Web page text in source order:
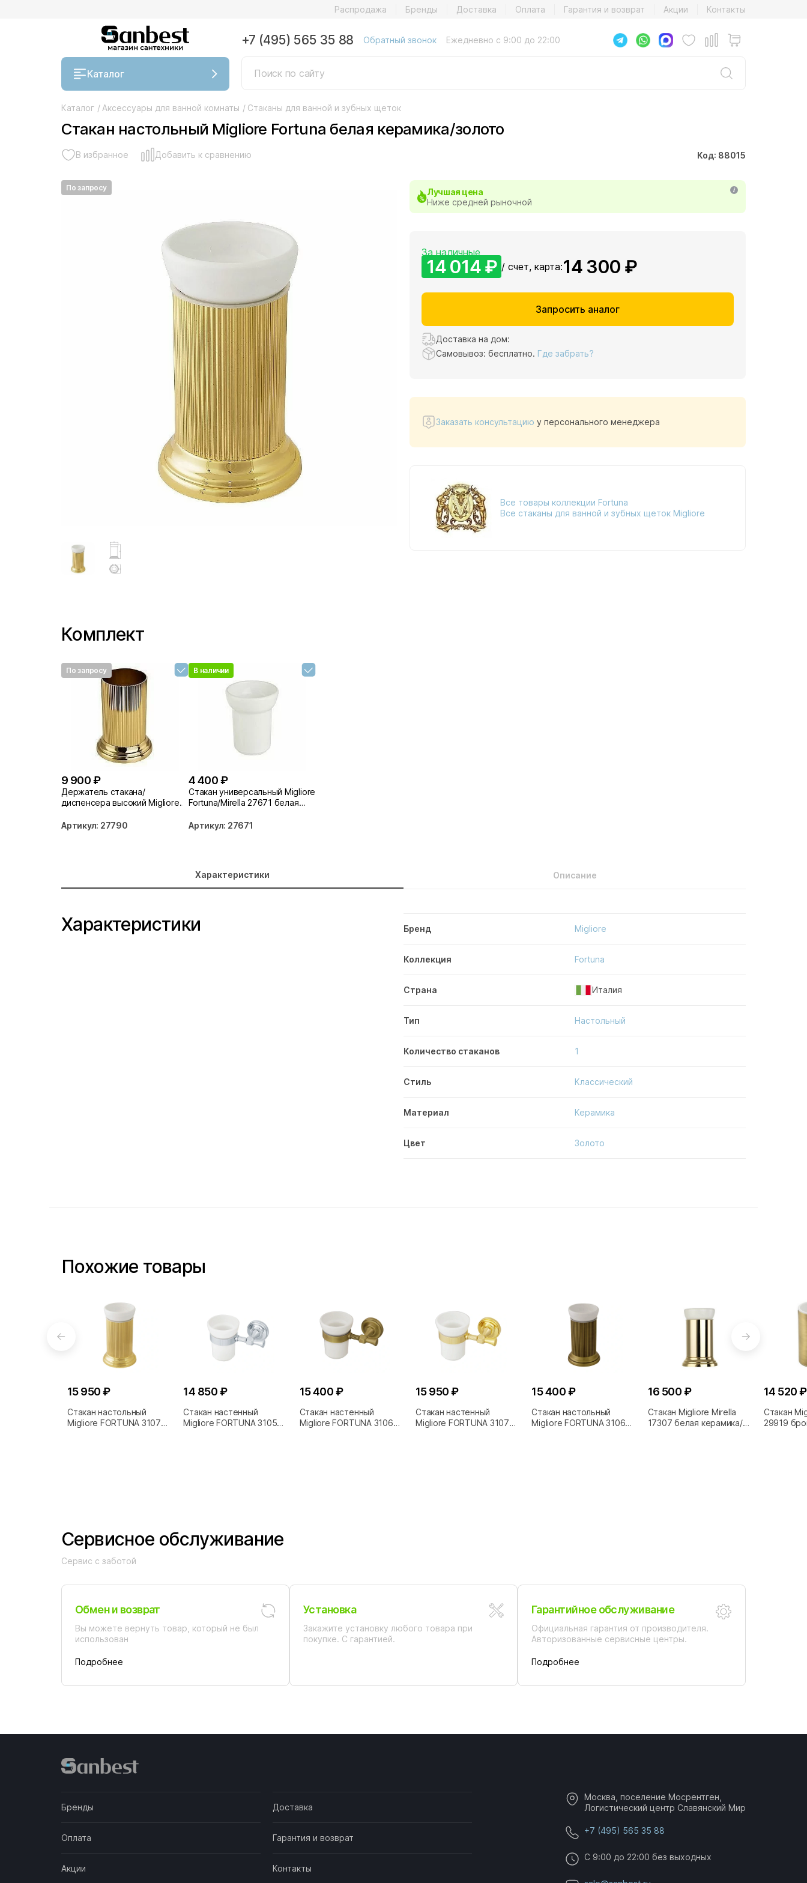
Распродажа Бренды Доставка Оплата Гарантия и возврат Акции Контакты
Каталог
+7 (495) 565 35 88 Обратный звонок Ежедневно с 9:00 до 22:00
Каталог / Аксессуары для ванной комнаты / Стаканы для ванной и зубных щеток
Стакан настольный Migliore Fortuna белая керамика/золото
В избранное Добавить к сравнению Код: 88015
По запросу
Лучшая цена
Ниже средней рыночной
За наличные
14 014 ₽ / счет, карта:14 300 ₽
Запросить аналог
Доставка на дом:
Самовывоз: бесплатно. Где забрать?
Заказать консультацию у персонального менеджера
Все товары коллекции Fortuna
Все стаканы для ванной и зубных щеток Migliore
Комплект
По запросу
9 900 ₽
Держатель стакана/
диспенсера высокий Migliore
Артикул: 27790
В наличии
4 400 ₽
Стакан универсальный Migliore
Fortuna/Mirella 27671 белая
Артикул: 27671
Характеристики Описание
Характеристики Бренд Migliore
Коллекция Fortuna
Страна Италия
Тип Настольный
Количество стаканов 1
Стиль Классический
Материал Керамика
Цвет Золото
Похожие товары
15 950 ₽
Стакан настольный
Migliore FORTUNA 31075
14 850 ₽
Стакан настенный
Migliore FORTUNA 31052
15 400 ₽
Стакан настенный
Migliore FORTUNA 31067
15 950 ₽
Стакан настенный
Migliore FORTUNA 31074
15 400 ₽
Стакан настольный
Migliore FORTUNA 31068
16 500 ₽
Стакан Migliore Mirella
17307 белая керамика/
14 520 ₽
Стакан
29919
Сервисное обслуживание
Сервис с заботой
Обмен и возврат
Вы можете вернуть товар, который не был
использован
Подробнее
Установка
Закажите установку любого товара при
покупке. С гарантией.
Гарантийное обслуживание
Официальная гарантия от производителя.
Авторизованные сервисные центры.
Подробнее
Бренды Доставка
Оплата Гарантия и возврат
Акции Контакты
Москва, поселение Мосрентген,
Логистический центр Славянский Мир
+7 (495) 565 35 88
C 9:00 до 22:00 без выходных